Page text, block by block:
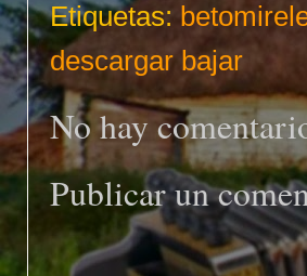
Etiquetas:
descargar bajar
No hay
Publicar un